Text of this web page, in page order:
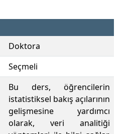
Doktora
Seçmeli
Bu ders, öğrencilerin
istatistiksel bakış açılarının
gelişmesine yardımcı
olarak, veri analitiği